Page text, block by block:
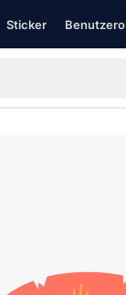
Sticker